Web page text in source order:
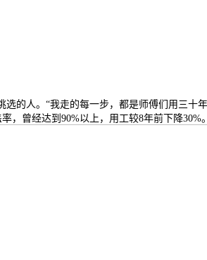
的人。“我走的每一步，都是师傅们用三十
，曾经达到90%以上，用工较8年前下降